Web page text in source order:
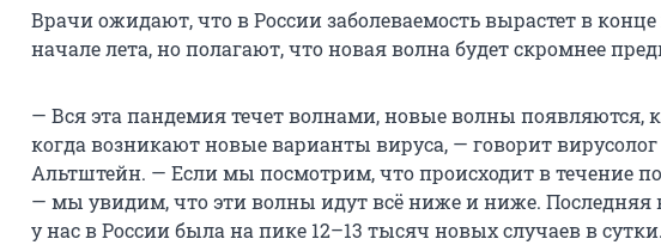
Врачи ожидают, что в России заболеваемость вырастет в
начале лета, но полагают, что новая волна будет скромнее
— Вся эта пандемия течет волнами, новые волны появляются,
когда возникают новые варианты вируса, — говорит
Альтштейн. — Если мы посмотрим, что происходит в течение
— мы увидим, что эти волны идут всё ниже и ниже. Последняя
у нас в России была на пике 12–13 тысяч новых случаев в